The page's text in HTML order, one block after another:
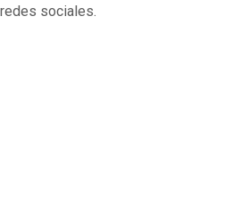
sociales.